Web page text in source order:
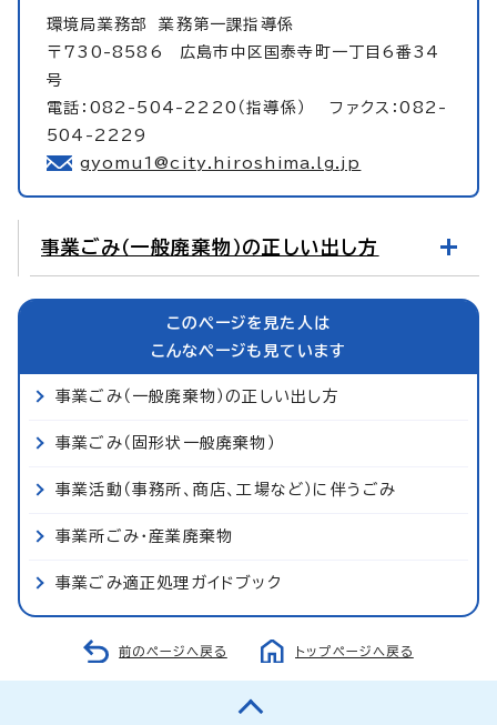
環境局業務部業務第一課指導係
〒730-8586 広島市中区国泰寺町一丁目6番34
号
電話：082-504-2220（指導係） ファクス：082-
504-2229
gyomu1@city.hiroshima.lg.jp
事業ごみ（一般廃棄物）の正しい出し方
このページを見た人は
こんなページも見ています
事業ごみ（一般廃棄物）の正しい出し方
事業ごみ（固形状一般廃棄物）
事業活動（事務所、商店、工場など）に伴うごみ
事業所ごみ・産業廃棄物
事業ごみ適正処理ガイドブック
前のページへ戻る トップページへ戻る